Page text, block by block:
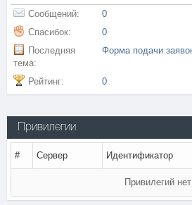
Сообщений:
0
Спасибок:
0
Последняя
тема:
Рейтинг: 0
Привилегии
# Сервер Идентификатор
Привилегий нет